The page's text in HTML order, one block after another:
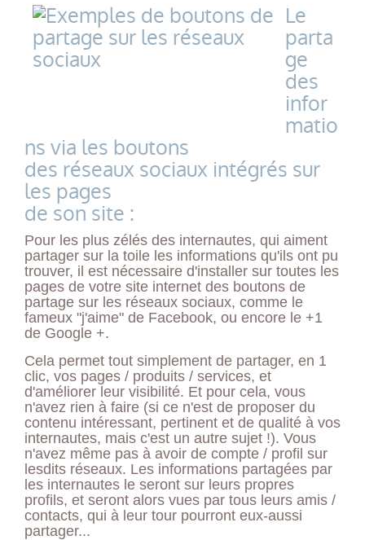
Le
parta
ge
des
infor
matio
ns via les boutons
des réseaux sociaux intégrés sur
les pages
de son site :
Pour les plus zélés des internautes, qui aiment
partager sur la toile les informations qu'ils ont pu
trouver, il est nécessaire d'installer sur toutes les
pages de votre site internet des boutons de
partage sur les réseaux sociaux, comme le
fameux "j'aime" de Facebook, ou encore le +1
de Google +.
Cela permet tout simplement de partager, en 1
clic, vos pages / produits / services, et
d'améliorer leur visibilité. Et pour cela, vous
n'avez rien à faire (si ce n'est de proposer du
contenu intéressant, pertinent et de qualité à vos
internautes, mais c'est un autre sujet !). Vous
n'avez même pas à avoir de compte / profil sur
lesdits réseaux. Les informations partagées par
les internautes le seront sur leurs propres
profils, et seront alors vues par tous leurs amis /
contacts, qui à leur tour pourront eux-aussi
partager...